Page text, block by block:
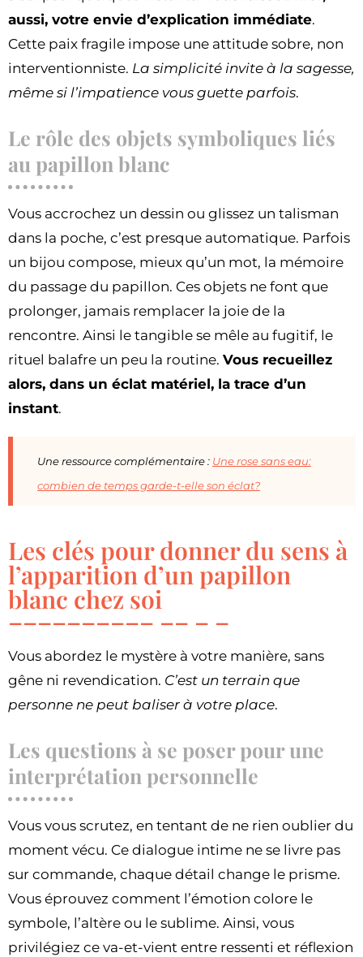
aussi, votre envie d’explication immédiate.
Cette paix fragile impose une attitude sobre, non
interventionniste. La simplicité invite à la sagesse,
même si l’impatience vous guette parfois.
Le rôle des objets symboliques liés
au papillon blanc
Vous accrochez un dessin ou glissez un talisman
dans la poche, c’est presque automatique. Parfois
un bijou compose, mieux qu’un mot, la mémoire
du passage du papillon. Ces objets ne font que
prolonger, jamais remplacer la joie de la
rencontre. Ainsi le tangible se mêle au fugitif, le
rituel balafre un peu la routine. Vous recueillez
alors, dans un éclat matériel, la trace d’un
instant.
Une ressource complémentaire : Une rose sans eau:
combien de temps garde-t-elle son éclat?
Les clés pour donner du sens à
l’apparition d’un papillon
blanc chez soi
Vous abordez le mystère à votre manière, sans
gêne ni revendication. C’est un terrain que
personne ne peut baliser à votre place.
Les questions à se poser pour une
interprétation personnelle
Vous vous scrutez, en tentant de ne rien oublier du
moment vécu. Ce dialogue intime ne se livre pas
sur commande, chaque détail change le prisme.
Vous éprouvez comment l’émotion colore le
symbole, l’altère ou le sublime. Ainsi, vous
privilégiez ce va-et-vient entre ressenti et réflexion